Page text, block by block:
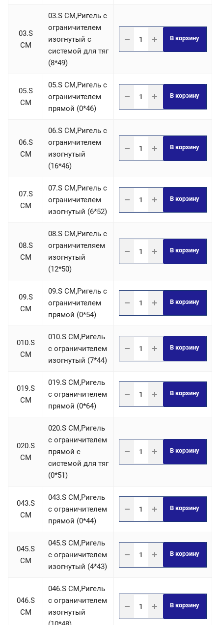
03.S
СM
03.S СM,Ригель c
ограничителем
изогнутый с
системой для тяг
(8*49)
В корзину
05.S
СM
05.S СM,Ригель c
ограничителем
прямой (0*46)
В корзину
06.S
СM
06.S СM,Ригель c
ограничителем
изогнутый
(16*46)
В корзину
07.S
СM
07.S СM,Ригель c
ограничителем
изогнутый (6*52)
В корзину
08.S
СM
08.S СM,Ригель c
ограничителяем
изогнутый
(12*50)
В корзину
09.S
СM
09.S СM,Ригель c
ограничителем
прямой (0*54)
В корзину
010.S
СM
010.S СM,Ригель
c ограничителем
изогнутый (7*44)
В корзину
019.S
СM
019.S СM,Ригель
c ограничителем
прямой (0*64)
В корзину
020.S
СM
020.S СM,Ригель
c ограничителем
прямой с
системой для тяг
(0*51)
В корзину
043.S
СM
043.S СM,Ригель
c ограничителем
прямой (0*44)
В корзину
045.S
СM
045.S СM,Ригель
c ограничителем
изогнутый (4*43)
В корзину
046.S
СM
046.S СM,Ригель
c ограничителем
изогнутый
В корзину